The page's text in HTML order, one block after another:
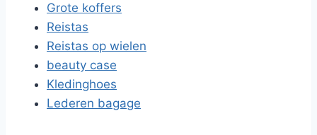
Grote koffers
Reistas
Reistas op wielen
beauty case
Kledinghoes
Lederen bagage